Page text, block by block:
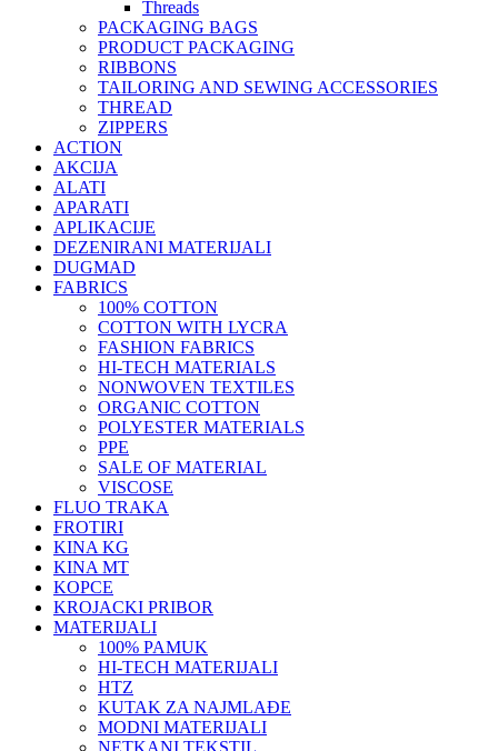
Threads
PACKAGING BAGS
PRODUCT PACKAGING
RIBBONS
TAILORING AND SEWING ACCESSORIES
THREAD
ZIPPERS
ACTION
AKCIJA
ALATI
APARATI
APLIKACIJE
DEZENIRANI MATERIJALI
DUGMAD
FABRICS
100% COTTON
COTTON WITH LYCRA
FASHION FABRICS
HI-TECH MATERIALS
NONWOVEN TEXTILES
ORGANIC COTTON
POLYESTER MATERIALS
PPE
SALE OF MATERIAL
VISCOSE
FLUO TRAKA
FROTIRI
KINA KG
KINA MT
KOPCE
KROJACKI PRIBOR
MATERIJALI
100% PAMUK
HI-TECH MATERIJALI
HTZ
KUTAK ZA NAJMLAĐE
MODNI MATERIJALI
NETKANI TEKSTIL